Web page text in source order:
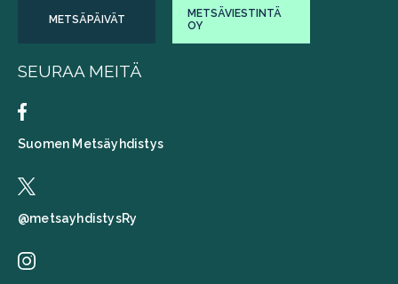
METSÄPÄIVÄT
METSÄVIESTINTÄ
OY
SEURAA MEITÄ
Suomen Metsäyhdistys
@metsayhdistysRy